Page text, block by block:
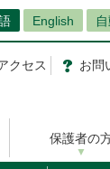
English
クセス お問
保護者の